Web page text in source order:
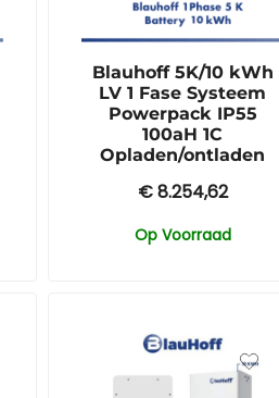
Blauhoff 5K/10 kWh
LV 1 Fase Systeem
Powerpack IP55
100aH 1C
Opladen/ontladen
€8.254,62
Op Voorraad